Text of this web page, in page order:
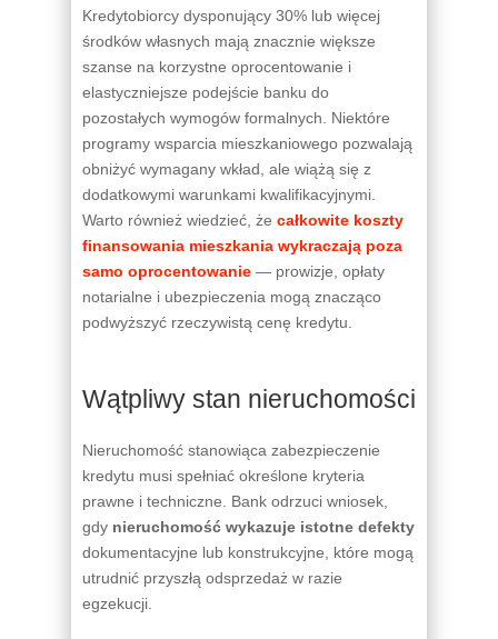
Kredytobiorcy dysponujący 30% lub więcej
środków własnych mają znacznie większe
szanse na korzystne oprocentowanie i
elastyczniejsze podejście banku do
pozostałych wymogów formalnych. Niektóre
programy wsparcia mieszkaniowego pozwalają
obniżyć wymagany wkład, ale wiążą się z
dodatkowymi warunkami kwalifikacyjnymi.
Warto również wiedzieć, że całkowite koszty
finansowania mieszkania wykraczają poza
samo oprocentowanie — prowizje, opłaty
notarialne i ubezpieczenia mogą znacząco
podwyższyć rzeczywistą cenę kredytu.
Wątpliwy stan nieruchomości
Nieruchomość stanowiąca zabezpieczenie
kredytu musi spełniać określone kryteria
prawne i techniczne. Bank odrzuci wniosek,
gdy nieruchomość wykazuje istotne defekty
dokumentacyjne lub konstrukcyjne, które mogą
utrudnić przyszłą odsprzedaż w razie
egzekucji.